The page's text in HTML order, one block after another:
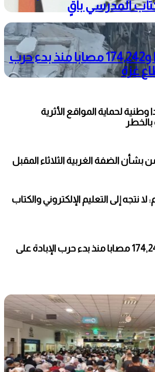
المدرسي باقٍ
73,384 شهيدا و174,242 مصابا منذ بدء حرب
غزة
لحماية المواقع الأثرية
بالخطر
الضفة الغربية الثلاثاء المقبل
لا نتجه إلى التعليم الإلكتروني والكتاب
73,384 شهيدا و174,242 مصابا منذ بدء حرب الإبادة على